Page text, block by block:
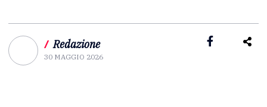
/ Redazione
30 MAGGIO 2026